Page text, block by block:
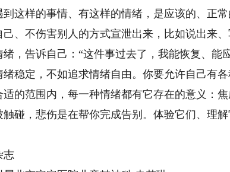
样的事情、有这样的情绪，是应该的、正常
不伤害别人的方式宣泄出来，比如说出来、
告诉自己：“这件事过去了，我能恢复、能
定，不如追求情绪自由。你要允许自己有各
的范围内，每一种情绪都有它存在的意义：
碰，悲伤是在帮你完成告别。体验它们、理
志